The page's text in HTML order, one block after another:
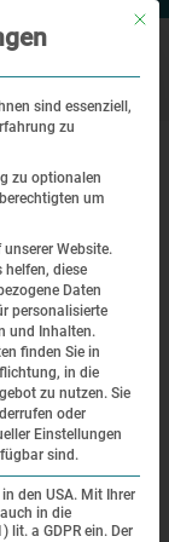
im
Mit
sind essenziell,
zu
zu optionalen
um
Website.
helfen, diese
Daten
personalisierte
und Inhalten.
finden Sie in
in die
zu nutzen. Sie
oder
Einstellungen
sind.
den USA. Mit Ihrer
in die
lit. a GDPR ein. Der